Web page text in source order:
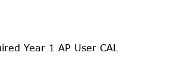
Year 1 AP User CAL